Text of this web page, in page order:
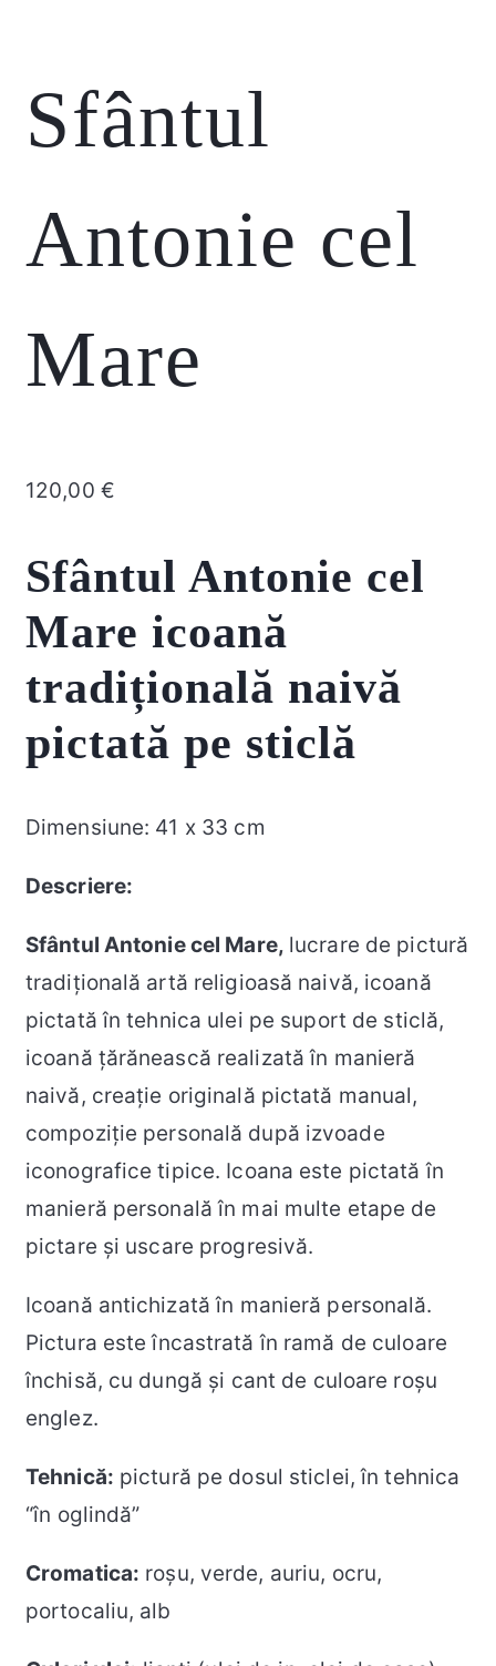
Sfântul
Antonie cel
Mare
120,00 €
Sfântul Antonie cel
Mare icoană
tradițională naivă
pictată pe sticlă
Dimensiune: 41 x 33 cm
Descriere:
Sfântul Antonie cel Mare, lucrare de pictură
tradițională artă religioasă naivă, icoană
pictată în tehnica ulei pe suport de sticlă,
icoană țărănească realizată în manieră
naivă, creație originală pictată manual,
compoziție personală după izvoade
iconografice tipice. Icoana este pictată în
manieră personală în mai multe etape de
pictare și uscare progresivă.
Icoană antichizată în manieră personală.
Pictura este încastrată în ramă de culoare
închisă, cu dungă și cant de culoare roșu
englez.
Tehnică: pictură pe dosul sticlei, în tehnica
“în oglindă”
Cromatica: roșu, verde, auriu, ocru,
portocaliu, alb